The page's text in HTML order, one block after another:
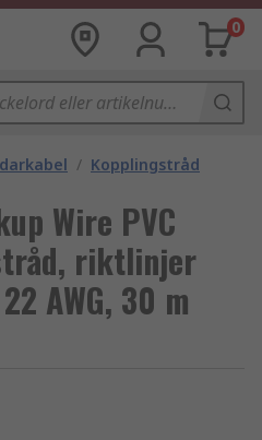
0
/ Kopplingstråd
Wire PVC
riktlinjer
AWG, 30 m